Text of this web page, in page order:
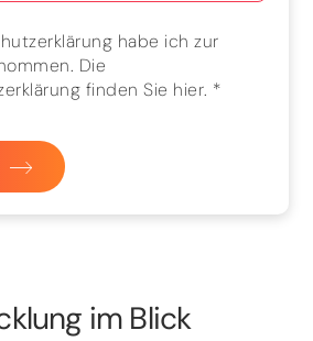
habe ich zur
Die
finden Sie hier. *
im Blick